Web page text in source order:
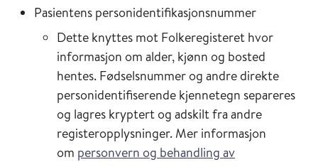
Pasientens personidentifikasjonsnummer
Dette knyttes mot Folkeregisteret hvor
informasjon om alder, kjønn og bosted
hentes. Fødselsnummer og andre direkte
personidentifiserende kjennetegn separeres
og lagres kryptert og adskilt fra andre
registeropplysninger. Mer informasjon
om personvern og behandling av